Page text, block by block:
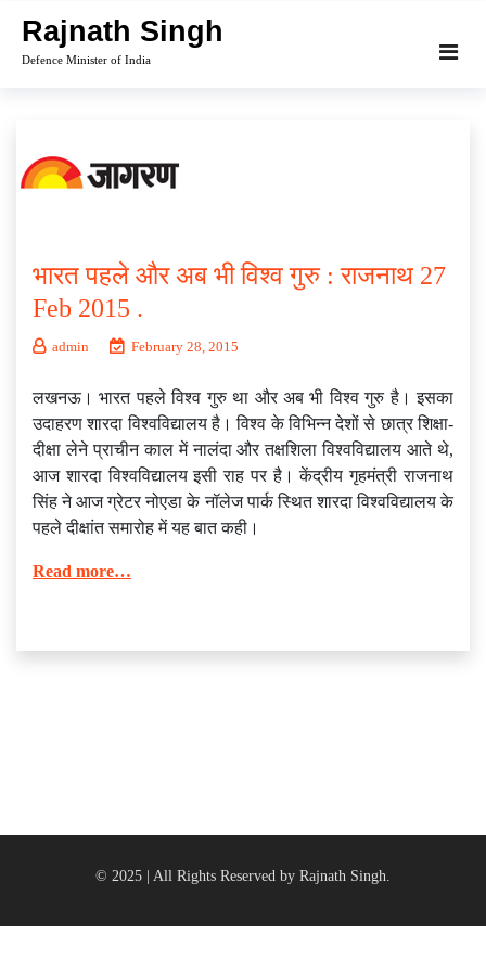
content
Rajnath Singh
Defence Minister of India
भारत पहले और अब भी विश्व गुरु : राजनाथ 27
Feb 2015 .
admin February 28, 2015
लखनऊ। भारत पहले विश्व गुरु था और अब भी विश्व गुरु है। इसका
उदाहरण शारदा विश्वविद्यालय है। विश्व के विभिन्न देशों से छात्र शिक्षा-
दीक्षा लेने प्राचीन काल में नालंदा और तक्षशिला विश्वविद्यालय आते थे,
आज शारदा विश्वविद्यालय इसी राह पर है। केंद्रीय गृहमंत्री राजनाथ
सिंह ने आज ग्रेटर नोएडा के नॉलेज पार्क स्थित शारदा विश्वविद्यालय के
पहले दीक्षांत समारोह में यह बात कही।
Read more…
© 2025 | All Rights Reserved by Rajnath Singh.